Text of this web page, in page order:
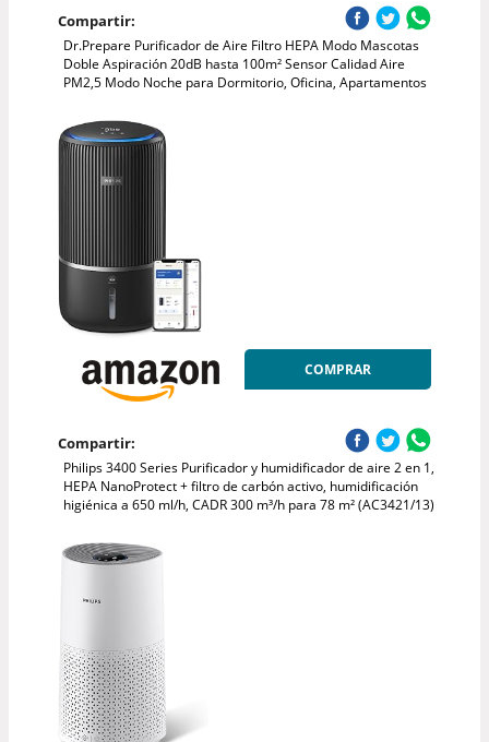
Compartir:
Dr.Prepare Purificador de Aire Filtro HEPA Modo Mascotas
Doble Aspiración 20dB hasta 100m² Sensor Calidad Aire
PM2,5 Modo Noche para Dormitorio, Oficina, Apartamentos
COMPRAR
Compartir:
Philips 3400 Series Purificador y humidificador de aire 2 en 1,
HEPA NanoProtect + filtro de carbón activo, humidificación
higiénica a 650 ml/h, CADR 300 m³/h para 78 m² (AC3421/13)